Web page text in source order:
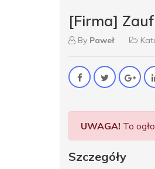
[Firma]
By Paweł
UWAGA! To
Szczegóły